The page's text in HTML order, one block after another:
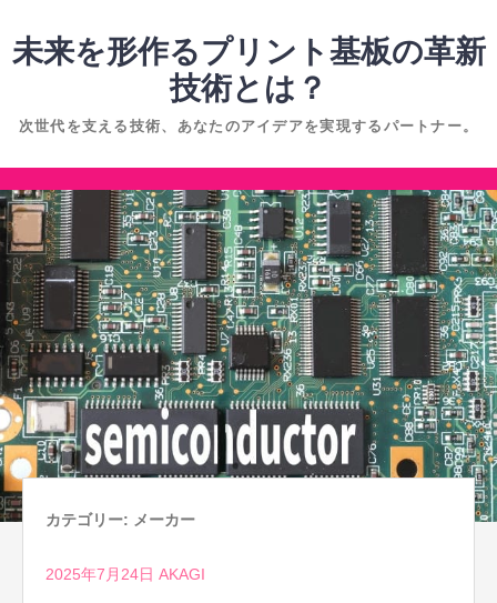
ン
へ
ス
キ
ッ
プ
未来を形作るプリント基板の革新
技術とは？
次世代を支える技術、あなたのアイデアを実現するパートナー。
コ
ン
テ
ン
ツ
へ
ス
キ
ッ
プ
カテゴリー: メーカー
2025年7月24日 AKAGI